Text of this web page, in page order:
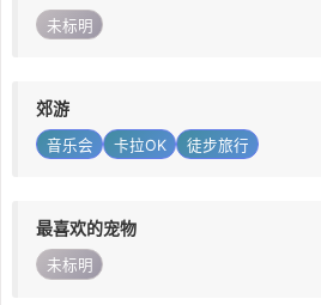
未标明
郊游
音乐会 卡拉OK 徒步旅行
最喜欢的宠物
未标明